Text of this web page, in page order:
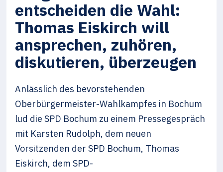
entscheiden die Wahl:
Thomas Eiskirch will
ansprechen, zuhören,
diskutieren, überzeugen
Anlässlich des bevorstehenden
Oberbürgermeister-Wahlkampfes in Bochum
lud die SPD Bochum zu einem Pressegespräch
mit Karsten Rudolph, dem neuen
Vorsitzenden der SPD Bochum, Thomas
Eiskirch, dem SPD-